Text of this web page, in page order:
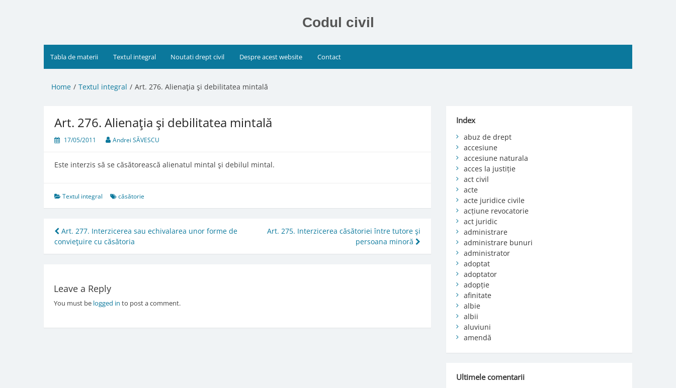
Codul civil
Tabla de materii Textul integral Noutati drept civil Despre acest website Contact
Home Textul integral Art. 276. Alienaţia şi debilitatea mintală
Art. 276. Alienaţia şi debilitatea mintală
17/05/2011 Andrei SĂVESCU
Este interzis să se căsătorească alienatul mintal şi debilul mintal.
Textul integral căsătorie
Post
navigation
Art. 277. Interzicerea sau echivalarea unor forme de
convieţuire cu căsătoria
Art. 275. Interzicerea căsătoriei între tutore şi
persoana minoră
Leave a Reply
You must be logged in to post a comment.
Index
abuz de drept
accesiune
accesiune naturala
acces la justiție
act civil
acte
acte juridice civile
acțiune revocatorie
act juridic
administrare
administrare bunuri
administrator
adoptat
adoptator
adopție
afinitate
albie
albii
aluviuni
amendă
Ultimele comentarii